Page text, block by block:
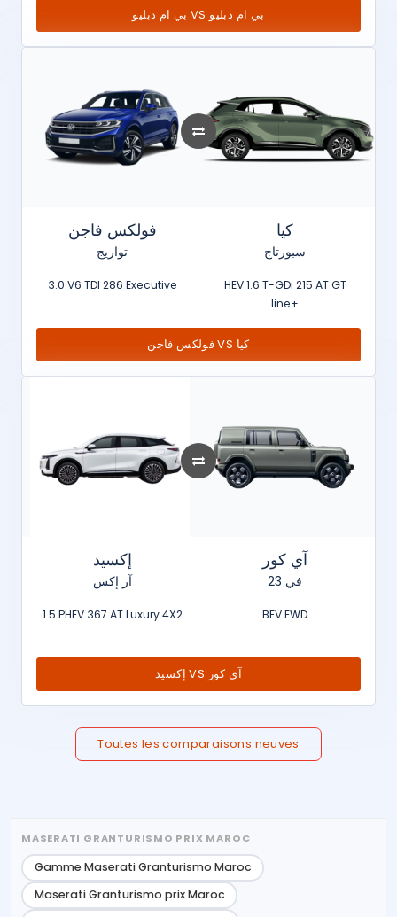
بي ام دبليو VS بي ام دبليو
فولكس فاجن
تواريج
3.0 V6 TDI 286 Executive
كيا
سبورتاج
HEV 1.6 T-GDi 215 AT GT
line+
فولكس فاجن VS كيا
إكسيد
آر إكس
1.5 PHEV 367 AT Luxury 4X2
آي كور
في 23
BEV EWD
إكسيد VS آي كور
Toutes les comparaisons neuves
MASERATI GRANTURISMO PRIX MAROC
Gamme Maserati Granturismo Maroc
Maserati Granturismo prix Maroc